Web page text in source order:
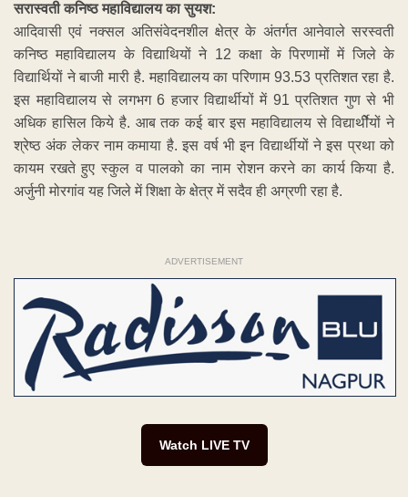
सरास्वती कनिष्ठ महाविद्यालय का सुयश:
आदिवासी एवं नक्सल अतिसंवेदनशील क्षेत्र के अंतर्गत आनेवाले सरस्वती
कनिष्ठ महाविद्यालय के विद्याथियों ने 12 कक्षा के पिरणामों में जिले के
विद्यार्थियों ने बाजी मारी है. महाविद्यालय का परिणाम 93.53 प्रतिशत रहा है.
इस महाविद्यालय से लगभग 6 हजार विद्यार्थीयों में 91 प्रतिशत गुण से भी
अधिक हासिल किये है. आब तक कई बार इस महाविद्यालय से विद्यार्थीेयों ने
श्रेष्ठ अंक लेकर नाम कमाया है. इस वर्ष भी इन विद्यार्थीयों ने इस प्रथा को
कायम रखते हुए स्कुल व पालको का नाम रोशन करने का कार्य किया है.
अर्जुनी मोरगांव यह जिले में शिक्षा के क्षेत्र में सदैव ही अग्रणी रहा है.
ADVERTISEMENT
Watch LIVE TV